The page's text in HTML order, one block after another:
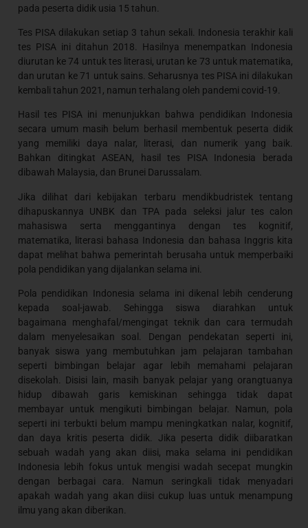
pada peserta didik usia 15 tahun.
Tes PISA dilakukan setiap 3 tahun sekali. Indonesia terakhir kali
tes PISA ini ditahun 2018. Hasilnya menempatkan Indonesia
diurutan ke 74 untuk tes literasi, urutan ke 73 untuk matematika,
dan urutan ke 71 untuk sains. Seharusnya tes PISA ini dilakukan
kembali tahun 2021, namun terhalang oleh pandemi covid-19.
Hasil tes PISA ini menunjukkan bahwa pendidikan Indonesia
secara umum masih belum berhasil membentuk peserta didik
yang memiliki daya nalar, literasi, dan numerik yang baik.
Bahkan ditingkat ASEAN, hasil tes PISA Indonesia berada
dibawah Malaysia, dan Brunei Darussalam.
Jika dilihat dari kebijakan terbaru mendikbudristek tentang
dihapuskannya UNBK dan TPA pada seleksi jalur tes calon
mahasiswa serta menggantinya dengan tes kognitif,
matematika, literasi bahasa Indonesia dan bahasa Inggris kita
dapat melihat bahwa pemerintah berusaha untuk memperbaiki
pola pendidikan yang dijalankan selama ini.
Pola pendidikan Indonesia selama ini dikenal lebih cenderung
kepada soal-jawab. Sehingga siswa diarahkan untuk
bagaimana menghafal/mengingat teknik dan cara termudah
dalam menyelesaikan soal. Dengan pendekatan seperti ini,
banyak siswa yang membutuhkan jam pelajaran tambahan
seperti bimbingan belajar agar lebih memahami pelajaran
disekolah. Disisi lain, masih banyak pelajar yang orangtuanya
hidup dibawah garis kemiskinan sehingga tidak dapat
membayar untuk mengikuti bimbingan belajar. Namun, pola
seperti ini terbukti belum mampu meningkatkan nalar, kognitif,
dan daya kritis peserta didik. Jika peserta didik diibaratkan
sebuah wadah yang akan diisi, maka selama ini pendidikan
Indonesia lebih fokus untuk mengisi wadah secepat mungkin
dengan berbagai cara. Namun seringkali tidak menyadari
apakah wadah yang akan diisi cukup luas untuk menampung
ilmu yang akan diberikan.